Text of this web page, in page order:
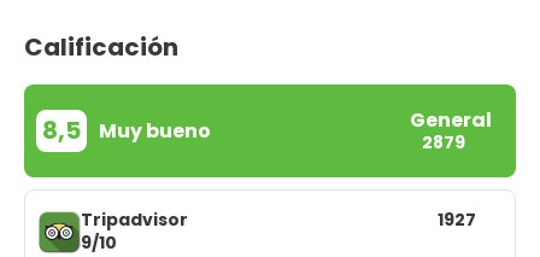
Calificación
8,5 Muy bueno General
2879
Tripadvisor
9/10
1927